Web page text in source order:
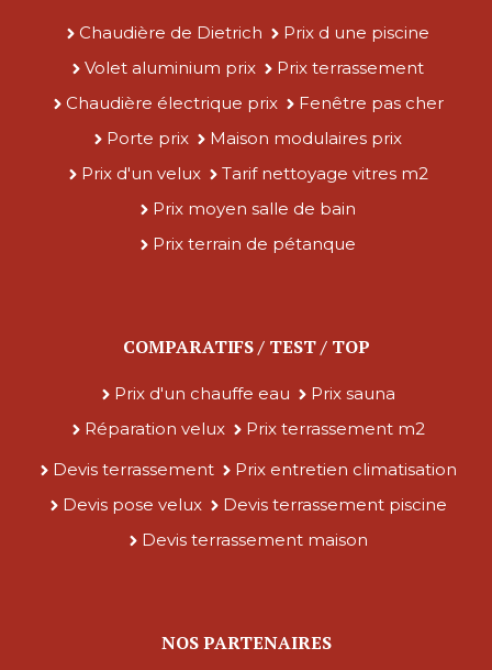
Chaudière de Dietrich
Prix d une piscine
Volet aluminium prix
Prix terrassement
Chaudière électrique prix
Fenêtre pas cher
Porte prix
Maison modulaires prix
Prix d'un velux
Tarif nettoyage vitres m2
Prix moyen salle de bain
Prix terrain de pétanque
COMPARATIFS / TEST / TOP
Prix d'un chauffe eau
Prix sauna
Réparation velux
Prix terrassement m2
Devis terrassement
Prix entretien climatisation
Devis pose velux
Devis terrassement piscine
Devis terrassement maison
NOS PARTENAIRES